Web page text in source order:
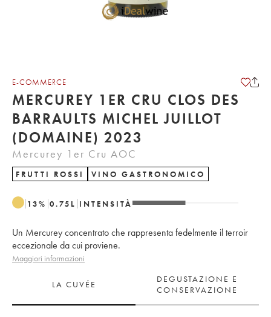
E-COMMERCE
MERCUREY 1ER CRU CLOS DES
BARRAULTS MICHEL JUILLOT
(DOMAINE) 2023
Mercurey 1er Cru AOC
FRUTTI ROSSI VINO GASTRONOMICO
13% 0.75 L INTENSITÀ
Un Mercurey concentrato che rappresenta fedelmente il terroir
eccezionale da cui proviene.
Maggiori informazioni
LA CUVÉE
DEGUSTAZIONE E
CONSERVAZIONE